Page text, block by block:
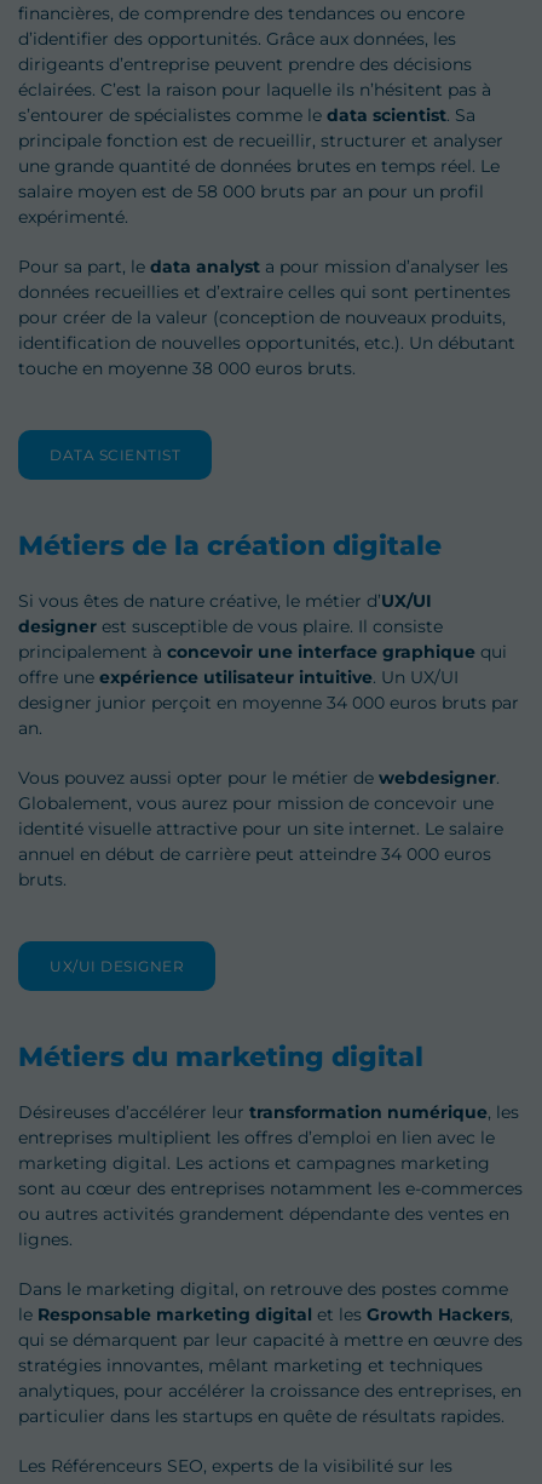
financières, de comprendre des tendances ou encore
d’identifier des opportunités. Grâce aux données, les
dirigeants d’entreprise peuvent prendre des décisions
éclairées. C’est la raison pour laquelle ils n’hésitent pas à
s’entourer de spécialistes comme le data scientist. Sa
principale fonction est de recueillir, structurer et analyser
une grande quantité de données brutes en temps réel. Le
salaire moyen est de 58 000 bruts par an pour un profil
expérimenté.
Pour sa part, le data analyst a pour mission d’analyser les
données recueillies et d’extraire celles qui sont pertinentes
pour créer de la valeur (conception de nouveaux produits,
identification de nouvelles opportunités, etc.). Un débutant
touche en moyenne 38 000 euros bruts.
DATA SCIENTIST
Métiers de la création digitale
Si vous êtes de nature créative, le métier d’UX/UI
designer est susceptible de vous plaire. Il consiste
principalement à concevoir une interface graphique qui
offre une expérience utilisateur intuitive. Un UX/UI
designer junior perçoit en moyenne 34 000 euros bruts par
an.
Vous pouvez aussi opter pour le métier de webdesigner.
Globalement, vous aurez pour mission de concevoir une
identité visuelle attractive pour un site internet. Le salaire
annuel en début de carrière peut atteindre 34 000 euros
bruts.
UX/UI DESIGNER
Métiers du marketing digital
Désireuses d’accélérer leur transformation numérique, les
entreprises multiplient les offres d’emploi en lien avec le
marketing digital. Les actions et campagnes marketing
sont au cœur des entreprises notamment les e-commerces
ou autres activités grandement dépendante des ventes en
lignes.
Dans le marketing digital, on retrouve des postes comme
le Responsable marketing digital et les Growth Hackers,
qui se démarquent par leur capacité à mettre en œuvre des
stratégies innovantes, mêlant marketing et techniques
analytiques, pour accélérer la croissance des entreprises, en
particulier dans les startups en quête de résultats rapides.
Les Référenceurs SEO, experts de la visibilité sur les